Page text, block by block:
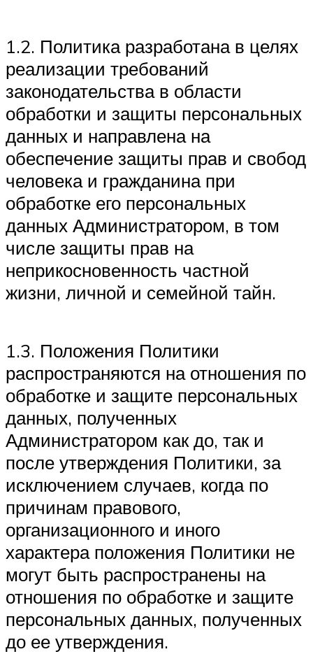
1.2. Политика разработана в целях
реализации требований
законодательства в области
обработки и защиты персональных
данных и направлена на
обеспечение защиты прав и свобод
человека и гражданина при
обработке его персональных
данных Администратором, в том
числе защиты прав на
неприкосновенность частной
жизни, личной и семейной тайн.
1.3. Положения Политики
распространяются на отношения по
обработке и защите персональных
данных, полученных
Администратором как до, так и
после утверждения Политики, за
исключением случаев, когда по
причинам правового,
организационного и иного
характера положения Политики не
могут быть распространены на
отношения по обработке и защите
персональных данных, полученных
до ее утверждения.